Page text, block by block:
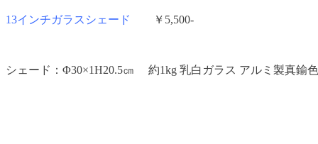
13インチガラスシェード ￥5,500-
シェード：Φ30×1H20.5㎝ 約1kg 乳白ガラス アルミ製真鍮